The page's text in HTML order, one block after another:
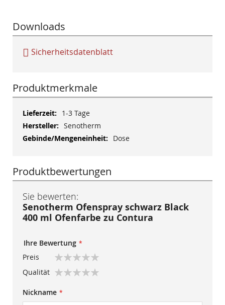
Downloads
Sicherheitsdatenblatt
Produktmerkmale
Mehr
Informationen
1-3 Tage
Senotherm
Dose
Produktbewertungen
Sie bewerten:
Senotherm Ofenspray schwarz Black
400 ml Ofenfarbe zu Contura
Ihre Bewertung
Preis
star
stars
stars
stars
stars
Qualität
star
stars
stars
stars
stars
Nickname